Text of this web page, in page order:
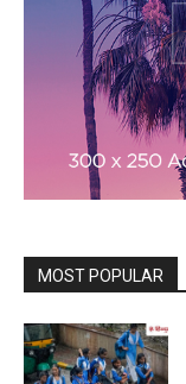
MOST POPULAR